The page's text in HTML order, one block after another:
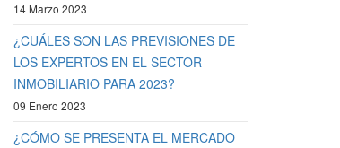
14 Marzo 2023
¿CUÁLES SON LAS PREVISIONES DE
LOS EXPERTOS EN EL SECTOR
INMOBILIARIO PARA 2023?
09 Enero 2023
¿CÓMO SE PRESENTA EL MERCADO